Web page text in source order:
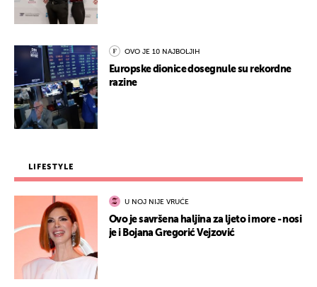
OVO JE 10 NAJBOLJIH
Europske dionice dosegnule su rekordne
razine
LIFESTYLE
U NOJ NIJE VRUĆE
Ovo je savršena haljina za ljeto i more - nosi
je i Bojana Gregorić Vejzović